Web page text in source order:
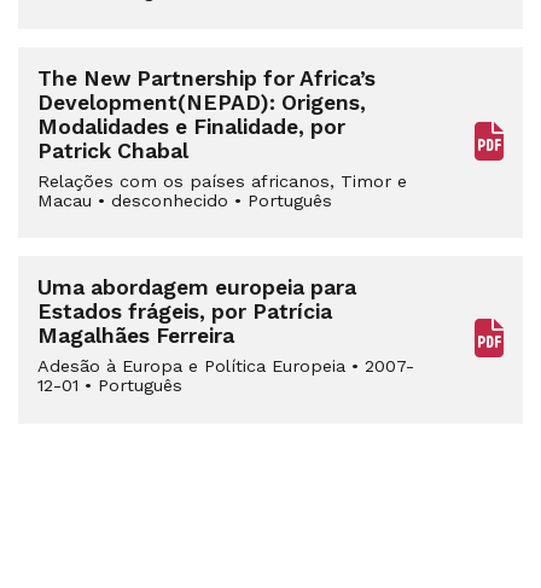
The New Partnership for Africa’s
Development(NEPAD): Origens,
Modalidades e Finalidade, por
Patrick Chabal
Relações com os países africanos, Timor e
Macau • desconhecido • Português
Uma abordagem europeia para
Estados frágeis, por Patrícia
Magalhães Ferreira
Adesão à Europa e Política Europeia • 2007-
12-01 • Português